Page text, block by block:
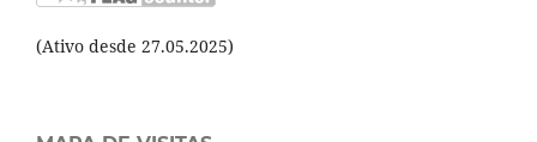
(Ativo desde 27.05.2025)